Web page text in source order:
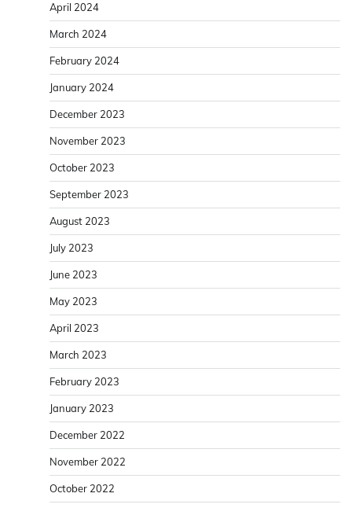
April 2024
March 2024
February 2024
January 2024
December 2023
November 2023
October 2023
September 2023
August 2023
July 2023
June 2023
May 2023
April 2023
March 2023
February 2023
January 2023
December 2022
November 2022
October 2022